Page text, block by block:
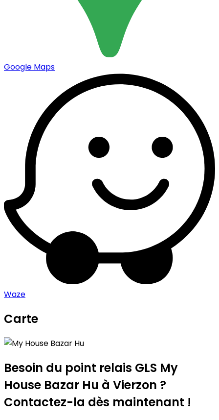
Google Maps
Waze
Carte
My House Bazar Hu
+
−
Besoin du point relais GLS My
House Bazar Hu à Vierzon ?
Contactez-la dès maintenant !